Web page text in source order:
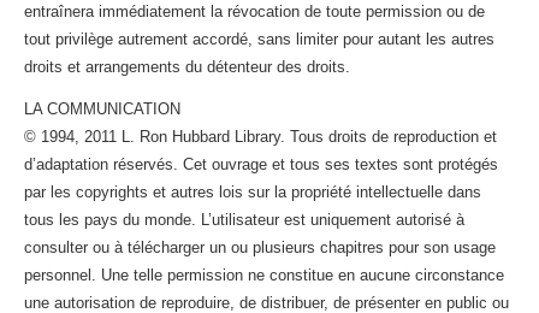
entraînera immédiatement la révocation de toute permission ou de
tout privilège autrement accordé, sans limiter pour autant les autres
droits et arrangements du détenteur des droits.
LA COMMUNICATION
© 1994, 2011 L. Ron Hubbard Library. Tous droits de reproduction et
d’adaptation réservés. Cet ouvrage et tous ses textes sont protégés
par les copyrights et autres lois sur la propriété intellectuelle dans
tous les pays du monde. L’utilisateur est uniquement autorisé à
consulter ou à télécharger un ou plusieurs chapitres pour son usage
personnel. Une telle permission ne constitue en aucune circonstance
une autorisation de reproduire, de distribuer, de présenter en public ou